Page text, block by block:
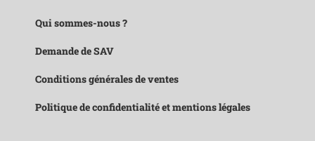
Qui sommes-nous ?
Demande de SAV
Conditions générales de ventes
Politique de confidentialité et mentions légales